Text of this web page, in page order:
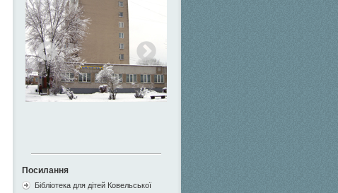
Посилання
Бібліотека для дітей Ковельської